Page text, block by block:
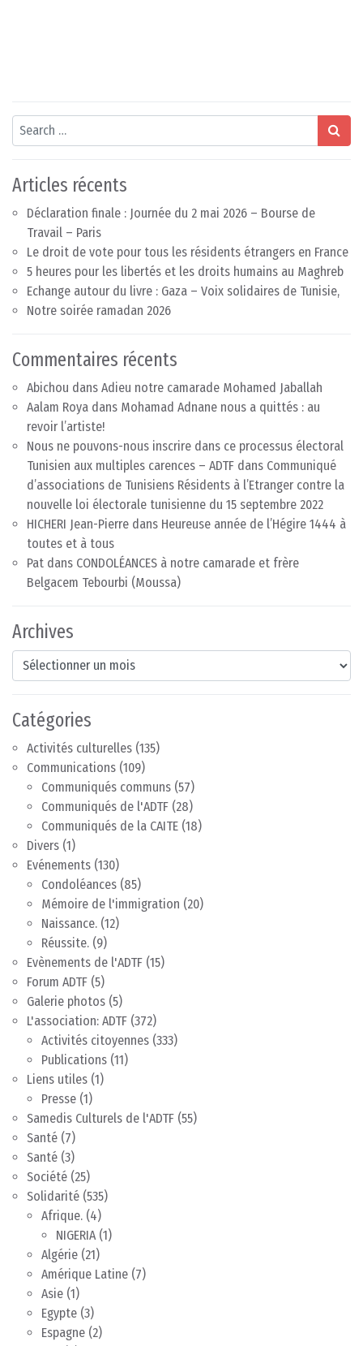
Search
Articles récents
Déclaration finale : Journée du 2 mai 2026 – Bourse de
Travail – Paris
Le droit de vote pour tous les résidents étrangers en France
5 heures pour les libertés et les droits humains au Maghreb
Echange autour du livre : Gaza – Voix solidaires de Tunisie,
Notre soirée ramadan 2026
Commentaires récents
Abichou dans Adieu notre camarade Mohamed Jaballah
Aalam Roya dans Mohamad Adnane nous a quittés : au
revoir l’artiste!
Nous ne pouvons-nous inscrire dans ce processus électoral
Tunisien aux multiples carences – ADTF dans Communiqué
d’associations de Tunisiens Résidents à l’Etranger contre la
nouvelle loi électorale tunisienne du 15 septembre 2022
HICHERI Jean-Pierre dans Heureuse année de l’Hégire 1444 à
toutes et à tous
Pat dans CONDOLÉANCES à notre camarade et frère
Belgacem Tebourbi (Moussa)
Archives
Archives
Catégories
Activités culturelles (135)
Communications (109)
Communiqués communs (57)
Communiqués de l'ADTF (28)
Communiqués de la CAITE (18)
Divers (1)
Evénements (130)
Condoléances (85)
Mémoire de l'immigration (20)
Naissance. (12)
Réussite. (9)
Evènements de l'ADTF (15)
Forum ADTF (5)
Galerie photos (5)
L'association: ADTF (372)
Activités citoyennes (333)
Publications (11)
Liens utiles (1)
Presse (1)
Samedis Culturels de l'ADTF (55)
Santé (7)
Santé (3)
Société (25)
Solidarité (535)
Afrique. (4)
NIGERIA(1)
Algérie (21)
Amérique Latine (7)
Asie (1)
Egypte (3)
Espagne (2)